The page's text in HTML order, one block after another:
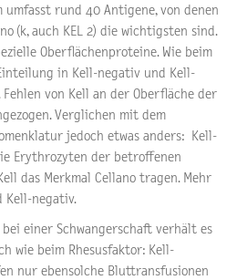
umfasst rund 40 Antigene, von denen
(k, auch KEL 2) die wichtigsten sind.
Oberflächenproteine. Wie beim
in Kell-negativ und Kell-
Fehlen von Kell an der Oberfläche der
Verglichen mit dem
jedoch etwas anders: Kell-
Erythrozyten der betroffenen
das Merkmal Cellano tragen. Mehr
Kell-negativ.
einer Schwangerschaft verhält es
wie beim Rhesusfaktor: Kell-
nur ebensolche Bluttransfusionen